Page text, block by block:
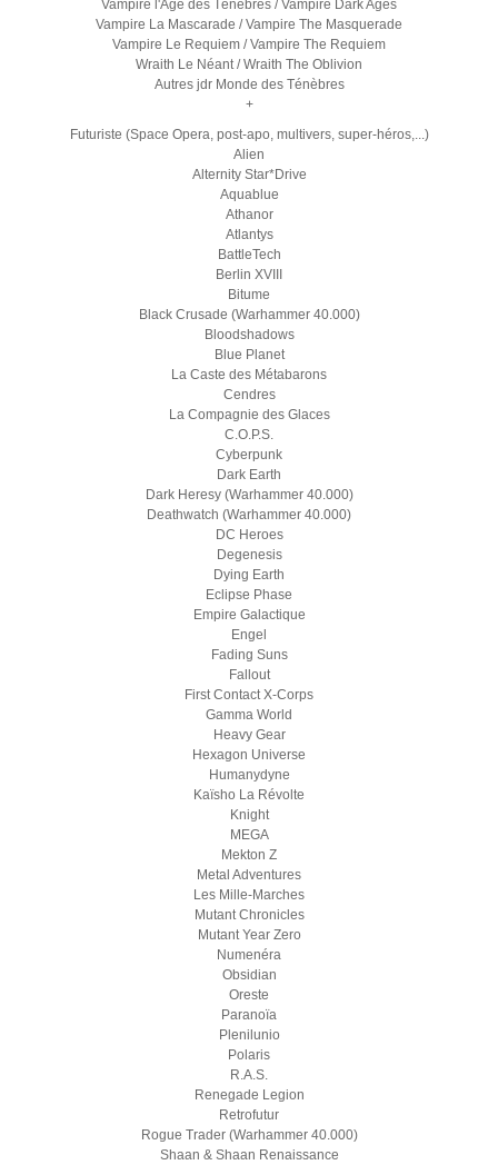
Vampire l'Age des Ténèbres / Vampire Dark Ages
Vampire La Mascarade / Vampire The Masquerade
Vampire Le Requiem / Vampire The Requiem
Wraith Le Néant / Wraith The Oblivion
Autres jdr Monde des Ténèbres
+
Futuriste (Space Opera, post-apo, multivers, super-héros,...)
Alien
Alternity Star*Drive
Aquablue
Athanor
Atlantys
BattleTech
Berlin XVIII
Bitume
Black Crusade (Warhammer 40.000)
Bloodshadows
Blue Planet
La Caste des Métabarons
Cendres
La Compagnie des Glaces
C.O.P.S.
Cyberpunk
Dark Earth
Dark Heresy (Warhammer 40.000)
Deathwatch (Warhammer 40.000)
DC Heroes
Degenesis
Dying Earth
Eclipse Phase
Empire Galactique
Engel
Fading Suns
Fallout
First Contact X-Corps
Gamma World
Heavy Gear
Hexagon Universe
Humanydyne
Kaïsho La Révolte
Knight
MEGA
Mekton Z
Metal Adventures
Les Mille-Marches
Mutant Chronicles
Mutant Year Zero
Numenéra
Obsidian
Oreste
Paranoïa
Plenilunio
Polaris
R.A.S.
Renegade Legion
Retrofutur
Rogue Trader (Warhammer 40.000)
Shaan & Shaan Renaissance